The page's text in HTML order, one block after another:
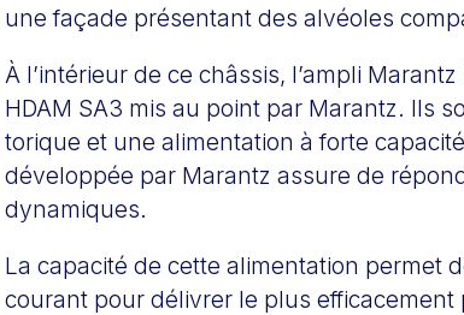
une façade présentant des alvéoles
À l’intérieur de ce châssis, l’ampli
HDAM SA3 mis au point par Marantz. Ils
torique et une alimentation à forte
développée par Marantz assure de
dynamiques.
La capacité de cette alimentation permet
courant pour délivrer le plus